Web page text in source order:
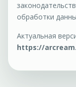
обработки
Актуальная
https://